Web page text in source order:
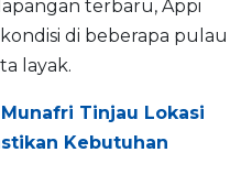
terbaru, Appi
di beberapa pulau
layak.
Tinjau Lokasi
Kebutuhan